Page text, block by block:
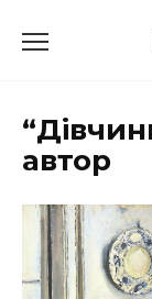
до
автор